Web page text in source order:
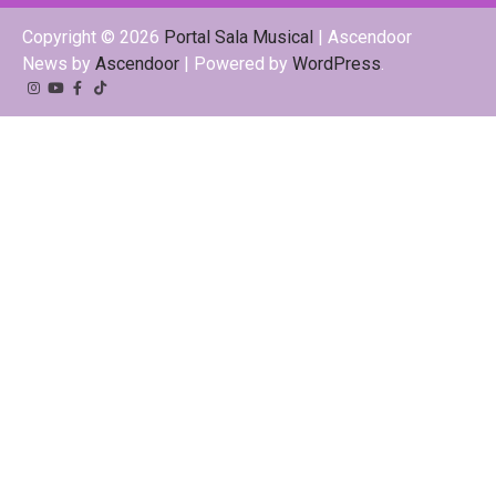
Copyright © 2026 Portal Sala Musical
| Ascendoor
News by Ascendoor | Powered by WordPress.
Instagram
YouTube
Facebook
Tiktok